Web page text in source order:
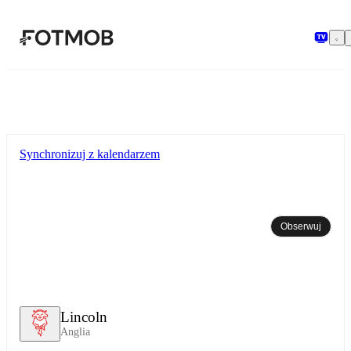
Lincoln
Anglia
Synchronizuj z kalendarzem
Obserwuj